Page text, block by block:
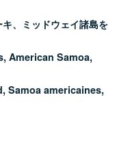
、ミッドウェイ諸島を
American Samoa,
Samoa americaines,